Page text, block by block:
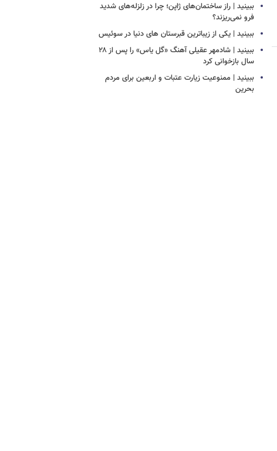
ببینید | راز ساختمان‌های ژاپن؛ چرا در زلزله‌های شدید
فرو نمی‌ریزند؟
ببینید | یکی از زیباترین قبرستان های دنیا در سوئیس
ببینید | شادمهر عقیلی آهنگ «گل یاس» را پس از ۲۸
سال بازخوانی کرد
ببینید | ممنوعیت زیارت عتبات و اربعین برای مردم
بحرین